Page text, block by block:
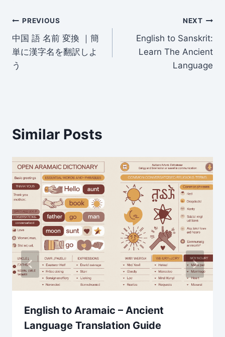
n
Post
navigation
PREVIOUS
中国 語 名前 変換 ｜簡
単に漢字名を翻訳しよ
う
NEXT
English to Sanskrit:
Learn The Ancient
Language
Similar Posts
English to Aramaic – Ancient
Language Translation Guide